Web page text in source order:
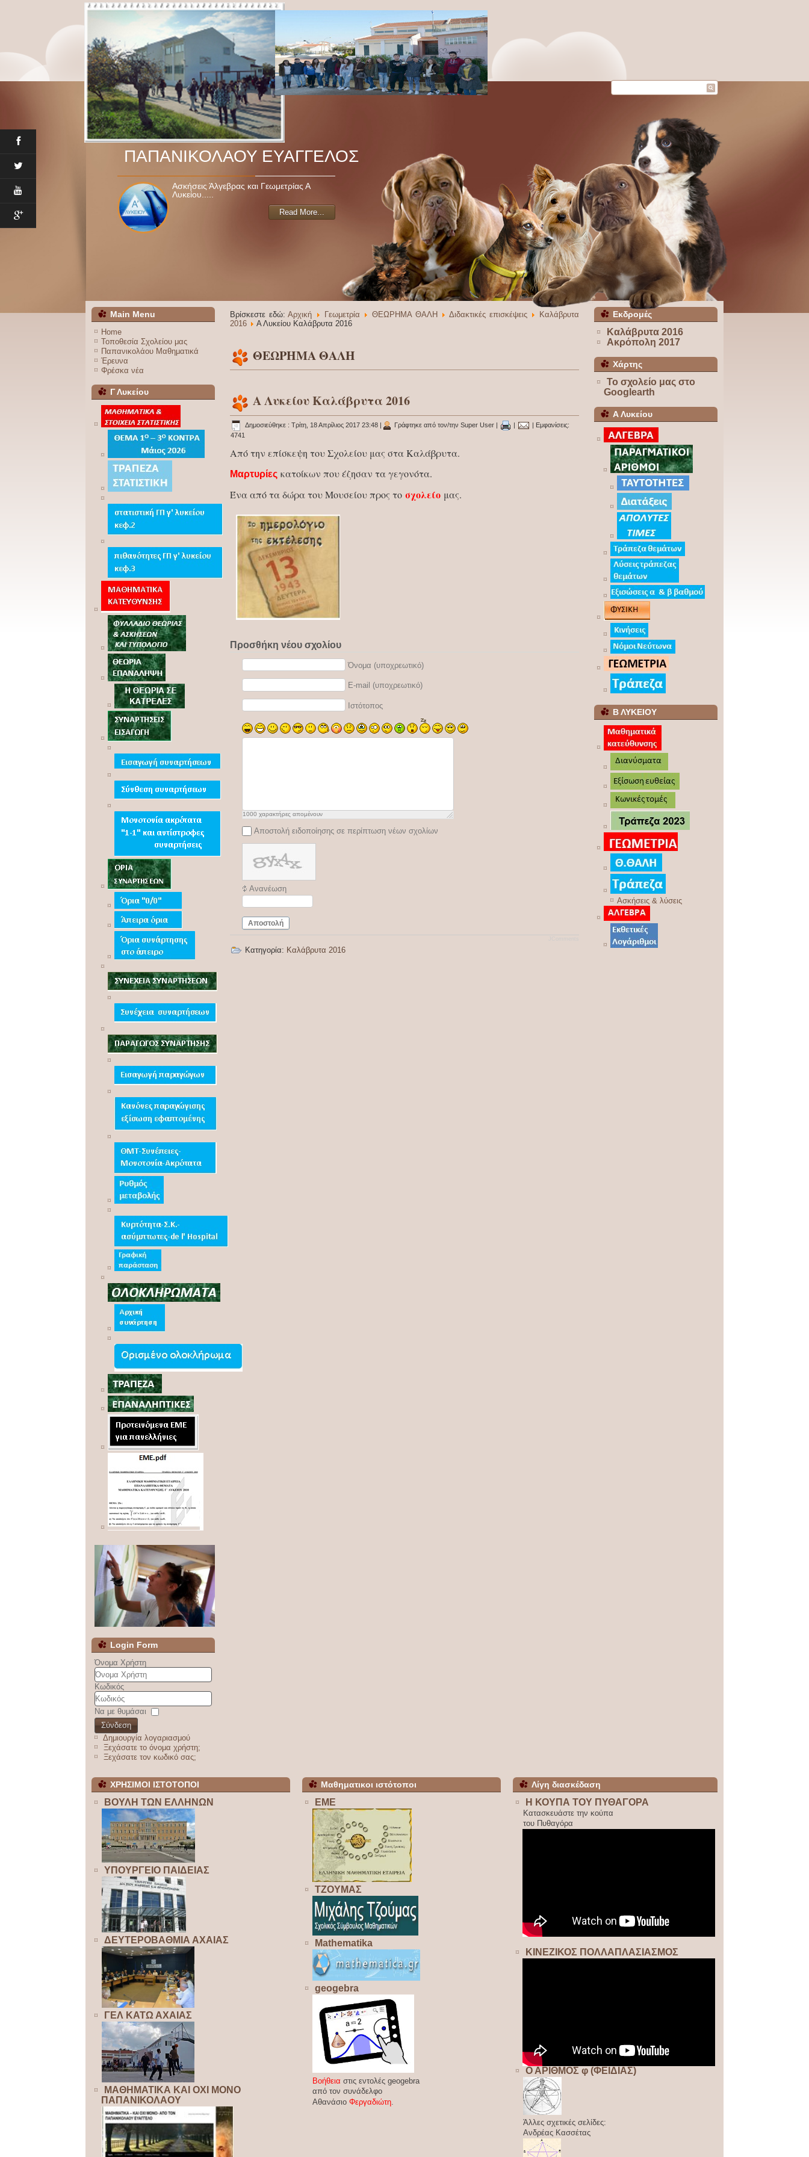
ΠΑΠΑΝΙΚΟΛΑΟΥ ΕΥΑΓΓΕΛΟΣ
Ασκήσεις Άλγεβρας και Γεωμετρίας Α
Λυκείου.....
Read More...
Main Menu
Home
Τοποθεσία Σχολείου μας
Παπανικολάου Μαθηματικά
Έρευνα
Φρέσκα νέα
Γ Λυκείου
Login Form
Όνομα Χρήστη
Κωδικός
Να με θυμάσαι
Σύνδεση
Δημιουργία λογαριασμού
Ξεχάσατε το όνομα χρήστη;
Ξεχάσατε τον κωδικό σας;
Βρίσκεστε εδώ:Αρχική Γεωμετρία ΘΕΩΡΗΜΑ ΘΑΛΗ Διδακτικές επισκέψεις
Καλάβρυτα
2016
Α Λυκείου Καλάβρυτα 2016
ΘΕΩΡΗΜΑ ΘΑΛΗ
Α Λυκείου Καλάβρυτα 2016
Δημοσιεύθηκε : Τρίτη, 18 Απρίλιος 2017 23:48 | Γράφτηκε από τον/την Super User | |
| Εμφανίσεις:
4741
Από την επίσκεψη του Σχολείου μας στα Καλάβρυτα.
Μαρτυρίες κατοίκων που έζησαν τα γεγονότα.
Ένα από τα δώρα του Μουσείου προς το σχολείο μας.
Προσθήκη νέου σχολίου
Όνομα (υποχρεωτικό)
E-mail (υποχρεωτικό)
Ιστότοπος
1000 χαρακτήρες απομένουν
Αποστολή ειδοποίησης σε περίπτωση νέων σχολίων
Ανανέωση
Αποστολή
Κατηγορία: Καλάβρυτα 2016
Εκδρομές
Καλάβρυτα 2016
Ακρόπολη 2017
Χάρτης
Το σχολείο μας στο
Googlearth
Α Λυκείου
Β ΛΥΚΕΙΟΥ
Ασκήσεις & λύσεις
ΧΡΗΣΙΜΟΙ ΙΣΤΟΤΟΠΟΙ
ΒΟΥΛΗ ΤΩΝ ΕΛΛΗΝΩΝ
ΥΠΟΥΡΓΕΙΟ ΠΑΙΔΕΙΑΣ
ΔΕΥΤΕΡΟΒΑΘΜΙΑ ΑΧΑΙΑΣ
ΓΕΛ ΚΑΤΩ ΑΧΑΙΑΣ
ΜΑΘΗΜΑΤΙΚΑ ΚΑΙ ΟΧΙ ΜΟΝΟ
ΠΑΠΑΝΙΚΟΛΑΟΥ
Μαθηματικοι ιστότοποι
ΕΜΕ
ΤΖΟΥΜΑΣ
Mathematika
geogebra
Βοήθεια στις εντολές geogebra
από τον συνάδελφο
Αθανάσιο Φεργαδιώτη.
Λίγη διασκέδαση
Η ΚΟΥΠΑ ΤΟΥ ΠΥΘΑΓΟΡΑ
Κατασκευάστε την κούπα
του Πυθαγόρα
ΚΙΝΕΖΙΚΟΣ ΠΟΛΛΑΠΛΑΣΙΑΣΜΟΣ
Ο ΑΡΙΘΜΟΣ φ (ΦΕΙΔΙΑΣ)
Άλλες σχετικές σελίδες:
Ανδρέας Κασσέτας